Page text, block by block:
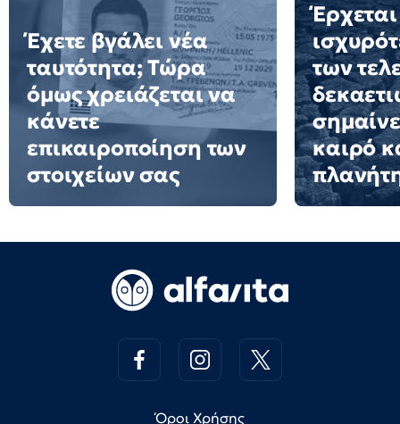
Έχετε βγάλει νέα
ταυτότητα; Τώρα
όμως χρειάζεται να
κάνετε
επικαιροποίηση των
στοιχείων σας
των
καιρό
Όροι Χρήσης